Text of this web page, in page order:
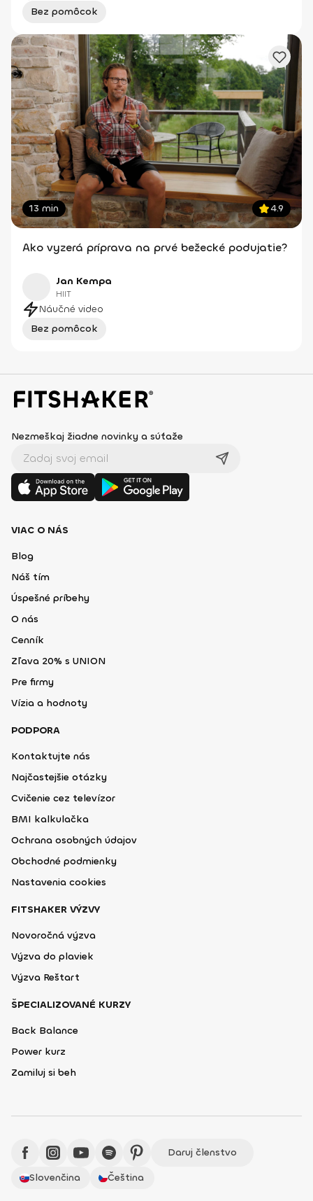
Bez pomôcok
13 min 4.9
Ako vyzerá príprava na prvé bežecké podujatie?
Jan Kempa
HIIT
Náučné video
Bez pomôcok
Nezmeškaj žiadne novinky a súťaže
VIAC O NÁS
Blog
Náš tím
Úspešné príbehy
O nás
Cenník
Zľava 20% s UNION
Pre firmy
Vízia a hodnoty
PODPORA
Kontaktujte nás
Najčastejšie otázky
Cvičenie cez televízor
BMI kalkulačka
Ochrana osobných údajov
Obchodné podmienky
Nastavenia cookies
FITSHAKER VÝZVY
Novoročná výzva
Výzva do plaviek
Výzva Reštart
ŠPECIALIZOVANÉ KURZY
Back Balance
Power kurz
Zamiluj si beh
Daruj členstvo
Slovenčina
Čeština